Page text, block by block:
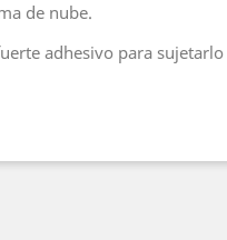
de nube.
adhesivo para sujetarlo